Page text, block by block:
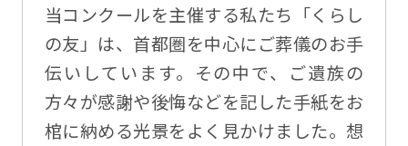
当コンクールを主催する私たち「くらし
の友」は、首都圏を中心にご葬儀のお手
伝いしています。その中で、ご遺族の
方々が感謝や後悔などを記した手紙をお
棺に納める光景をよく見かけました。想